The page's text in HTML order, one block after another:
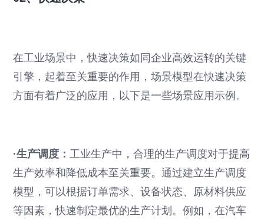
在工业场景中，快速决策如同企业高效运转的关键
引擎，起着至关重要的作用，场景模型在快速决策
方面有着广泛的应用，以下是一些场景应用示例。
·生产调度：工业生产中，合理的生产调度对于提高
生产效率和降低成本至关重要。通过建立生产调度
模型，可以根据订单需求、设备状态、原材料供应
等因素，快速制定最优的生产计划。例如，在汽车